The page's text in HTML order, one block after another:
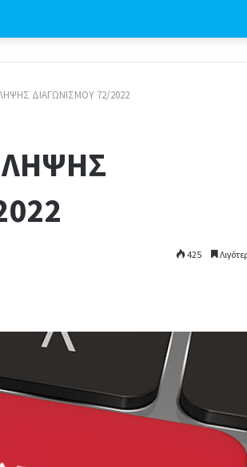
ΔΙΑΓΩΝΙΣΜΟΥ 72/2022
425